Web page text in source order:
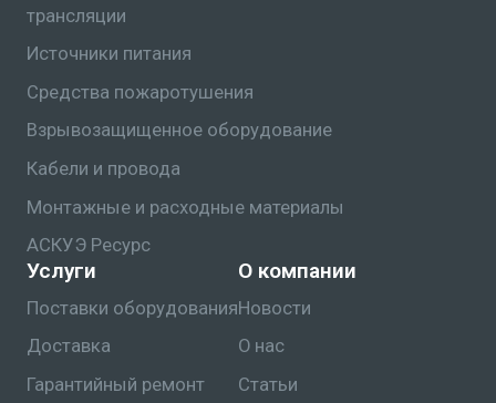
трансляции
Источники питания
Средства пожаротушения
Взрывозащищенное оборудование
Кабели и провода
Монтажные и расходные материалы
АСКУЭ Ресурс
Услуги
Поставки оборудования
Доставка
Гарантийный ремонт
О компании
Новости
О нас
Статьи